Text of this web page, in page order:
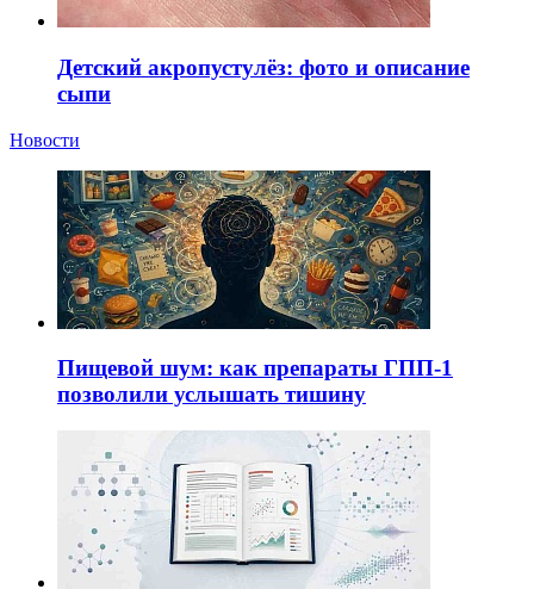
Детский акропустулёз: фото и описание
сыпи
Новости
Пищевой шум: как препараты ГПП-1
позволили услышать тишину